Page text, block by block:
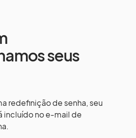
seus
redefinição de senha, seu
incluído no e-mail de